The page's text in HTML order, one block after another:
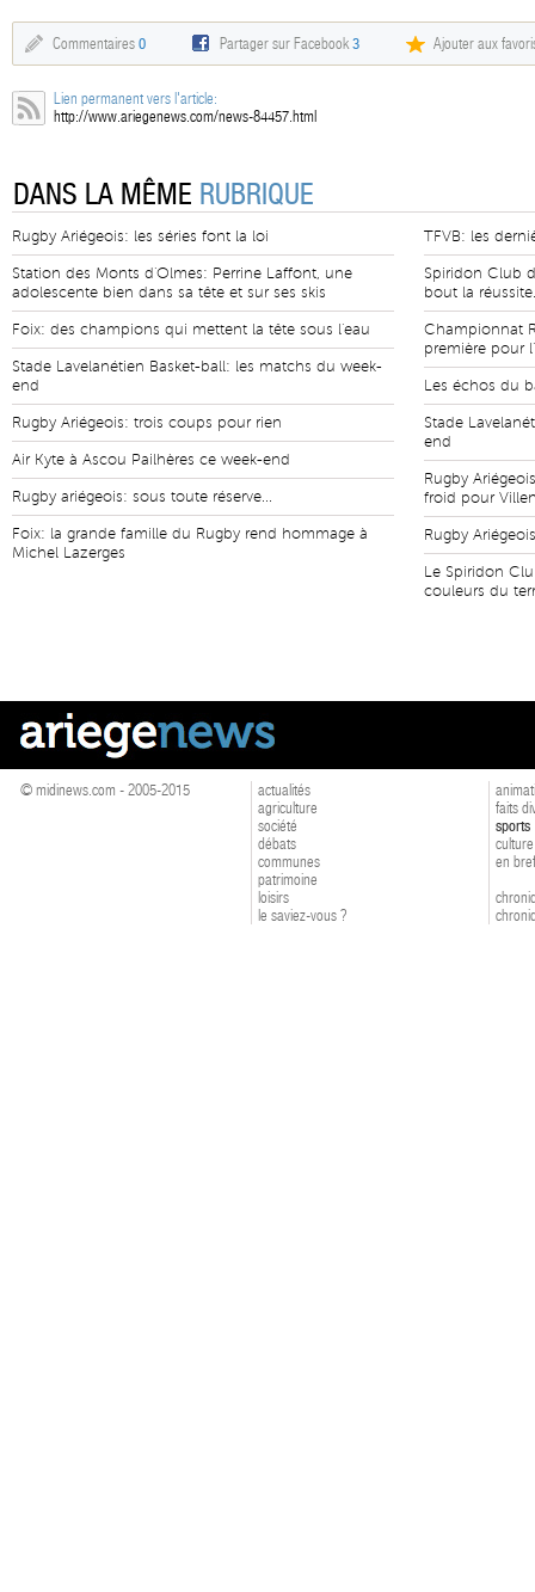
Commentaires 0 Partager sur Facebook3 Ajouter aux
Lien permanent vers l'article:
http://www.ariegenews.com/news-84457.html
DANS LA MÊME RUBRIQUE
Rugby Ariégeois: les séries font la loi
Station des Monts d'Olmes: Perrine Laffont, une
adolescente bien dans sa tête et sur ses skis
Foix: des champions qui mettent la tête sous l'eau
Stade Lavelanétien Basket-ball: les matchs du week-
end
Rugby Ariégeois: trois coups pour rien
Air Kyte à Ascou Pailhères ce week-end
Rugby ariégeois: sous toute réserve...
Foix: la grande famille du Rugby rend hommage à
Michel Lazerges
TFVB: les
Spiridon Club
bout la
Championnat
première pour
Les échos du
Stade
end
Rugby
froid pour
Rugby
Le Spiridon
couleurs du
© midinews.com - 2005-2015
actualités
agriculture
société
débats
communes
patrimoine
loisirs
le saviez-vous ?
faits
sports
culture
en bref